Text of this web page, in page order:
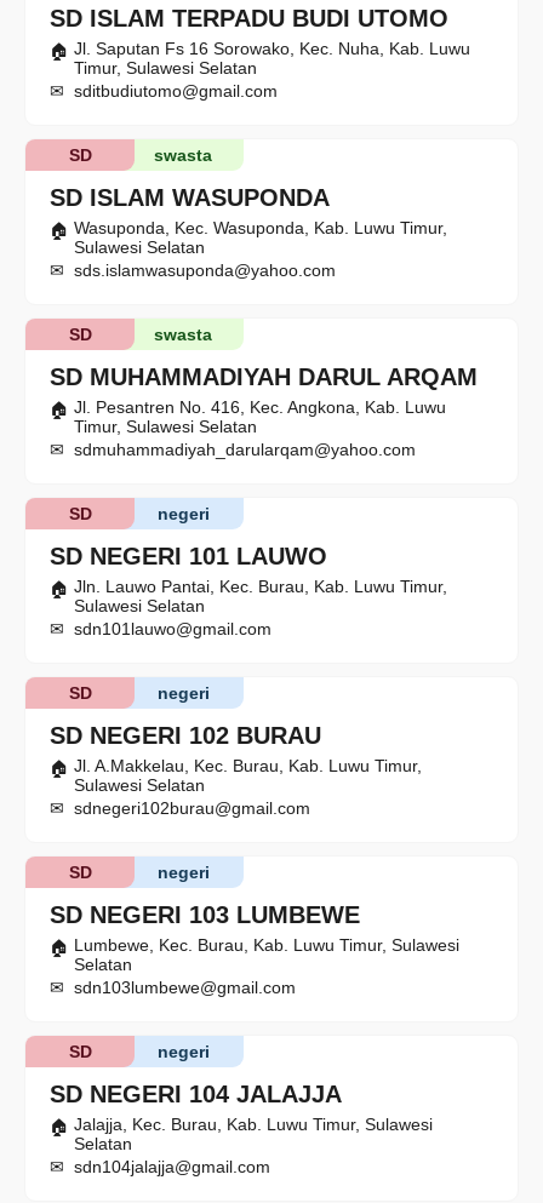
SD ISLAM TERPADU BUDI UTOMO
Jl. Saputan Fs 16 Sorowako, Kec. Nuha, Kab. Luwu
Timur, Sulawesi Selatan
sditbudiutomo@gmail.com
SD ISLAM WASUPONDA
swasta
SD
Wasuponda, Kec. Wasuponda, Kab. Luwu Timur,
Sulawesi Selatan
sds.islamwasuponda@yahoo.com
SD MUHAMMADIYAH DARUL ARQAM
swasta
SD
Jl. Pesantren No. 416, Kec. Angkona, Kab. Luwu
Timur, Sulawesi Selatan
sdmuhammadiyah_darularqam@yahoo.com
SD NEGERI 101 LAUWO
negeri
SD
Jln. Lauwo Pantai, Kec. Burau, Kab. Luwu Timur,
Sulawesi Selatan
sdn101lauwo@gmail.com
SD NEGERI 102 BURAU
negeri
SD
Jl. A.Makkelau, Kec. Burau, Kab. Luwu Timur,
Sulawesi Selatan
sdnegeri102burau@gmail.com
SD NEGERI 103 LUMBEWE
negeri
SD
Lumbewe, Kec. Burau, Kab. Luwu Timur, Sulawesi
Selatan
sdn103lumbewe@gmail.com
SD NEGERI 104 JALAJJA
negeri
SD
Jalajja, Kec. Burau, Kab. Luwu Timur, Sulawesi
Selatan
sdn104jalajja@gmail.com